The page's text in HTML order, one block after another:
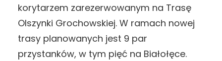
korytarzem zarezerwowanym na Trasę
Olszynki Grochowskiej. W ramach nowej
trasy planowanych jest 9 par
przystanków, w tym pięć na Białołęce.